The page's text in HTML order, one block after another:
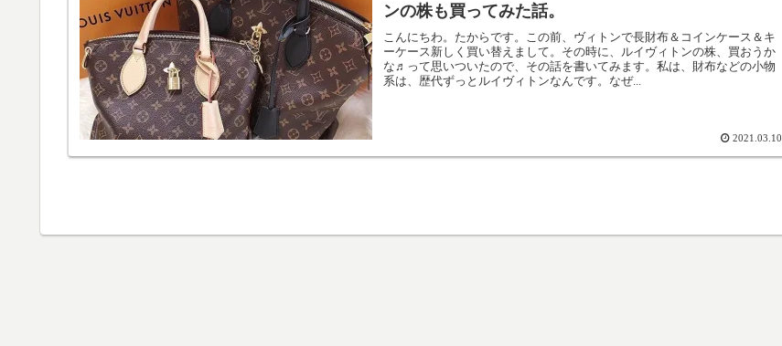
ンの株も買ってみた話。
こんにちわ。たからです。この前、ヴィトンで長財布＆コインケース＆キ
ーケース新しく買い替えまして。その時に、ルイヴィトンの株、買おうか
な♬って思いついたので、その話を書いてみます。私は、財布などの小物
系は、歴代ずっとルイヴィトンなんです。なぜ...
2021.03.10